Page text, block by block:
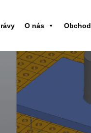
O nás Obchod